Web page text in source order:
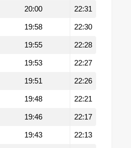
20:00 22:31
19:58 22:30
19:55 22:28
19:53 22:27
19:51 22:26
19:48 22:21
19:46 22:17
19:43 22:13